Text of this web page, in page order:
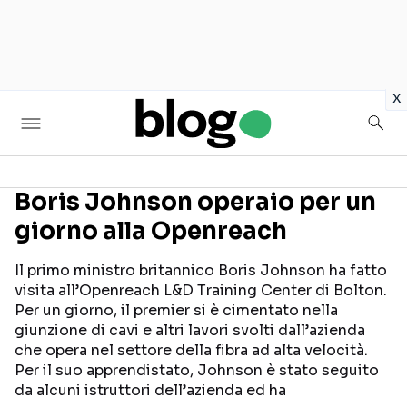
x
Seguici sui social
Boris Johnson operaio per un
giorno alla Openreach
Il primo ministro britannico Boris Johnson ha fatto
visita all’Openreach L&D Training Center di Bolton.
Per un giorno, il premier si è cimentato nella
giunzione di cavi e altri lavori svolti dall’azienda
che opera nel settore della fibra ad alta velocità.
Per il suo apprendistato, Johnson è stato seguito
da alcuni istruttori dell’azienda ed ha